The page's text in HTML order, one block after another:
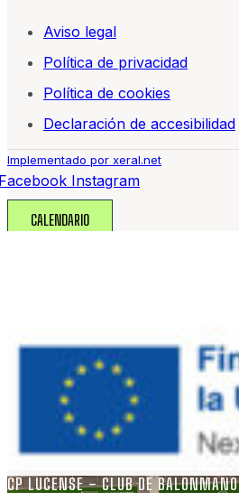
Aviso legal
Política de privacidad
Política de cookies
Declaración de accesibilidad
Implementado por xeral.net
Instagram
CALENDARIO
CP LUCENSE – CLUB DE BALONMANO